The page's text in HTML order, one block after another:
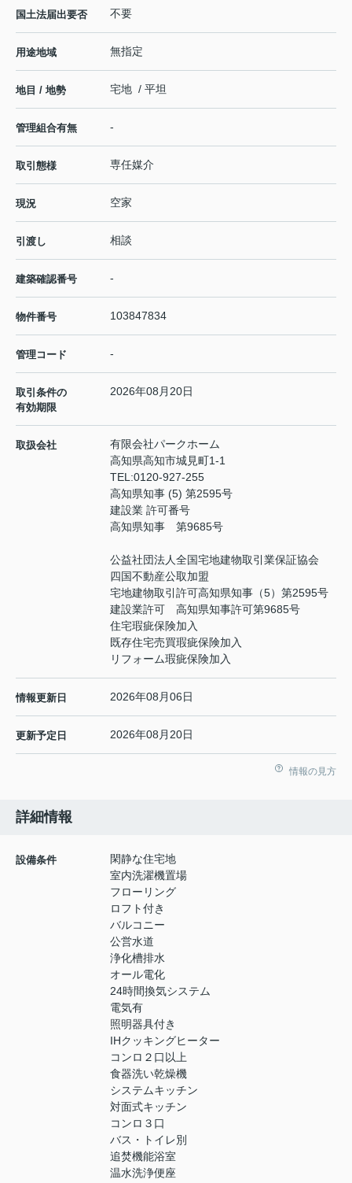
国土法届出要否 不要
用途地域 無指定
地目 / 地勢 宅地 / 平坦
管理組合有無 -
取引態様 専任媒介
現況 空家
引渡し 相談
建築確認番号 -
物件番号 103847834
管理コード -
取引条件の
有効期限
2026年08月20日
取扱会社
有限会社パークホーム
高知県高知市城見町1-1
TEL:0120-927-255
高知県知事 (5) 第2595号
建設業 許可番号
高知県知事 第9685号
公益社団法人全国宅地建物取引業保証協会
四国不動産公取加盟
宅地建物取引許可高知県知事（5）第2595号
建設業許可 高知県知事許可第9685号
住宅瑕疵保険加入
既存住宅売買瑕疵保険加入
リフォーム瑕疵保険加入
情報更新日 2026年08月06日
更新予定日 2026年08月20日
情報の見方
詳細情報
設備条件
閑静な住宅地
室内洗濯機置場
フローリング
ロフト付き
バルコニー
公営水道
浄化槽排水
オール電化
24時間換気システム
電気有
照明器具付き
IHクッキングヒーター
コンロ２口以上
食器洗い乾燥機
システムキッチン
対面式キッチン
コンロ３口
バス・トイレ別
追焚機能浴室
温水洗浄便座